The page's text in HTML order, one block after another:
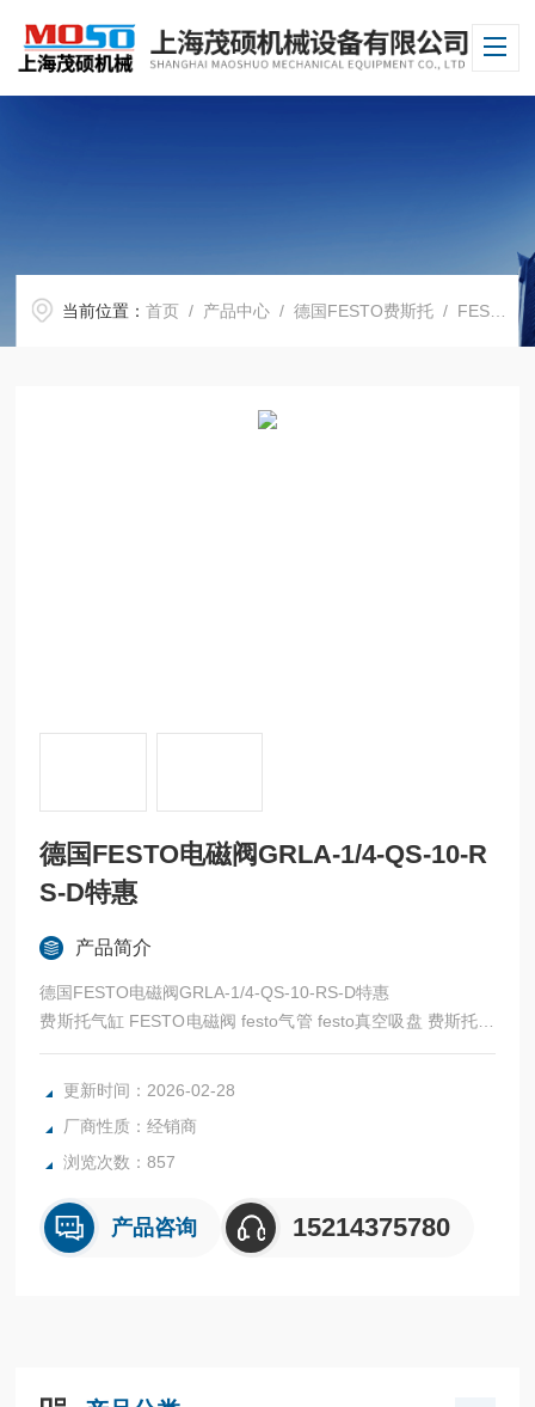
当前位置：首页 / 产品中心 /德国FESTO费斯托 / FESTO电磁阀
德国FESTO电磁阀GRLA-1/4-QS-10-R
S-D特惠
产品简介
德国FESTO电磁阀GRLA-1/4-QS-10-RS-D特惠
费斯托气缸 FESTO电磁阀 festo气管 festo真空吸盘 费斯托过
滤器 费斯托油雾器 FESTO传感器 FESTO代理
全系列产品大量现货请咨询上海茂硕机械设备有限公司
更新时间：2026-02-28
厂商性质：经销商
浏览次数：857
产品咨询 15214375780